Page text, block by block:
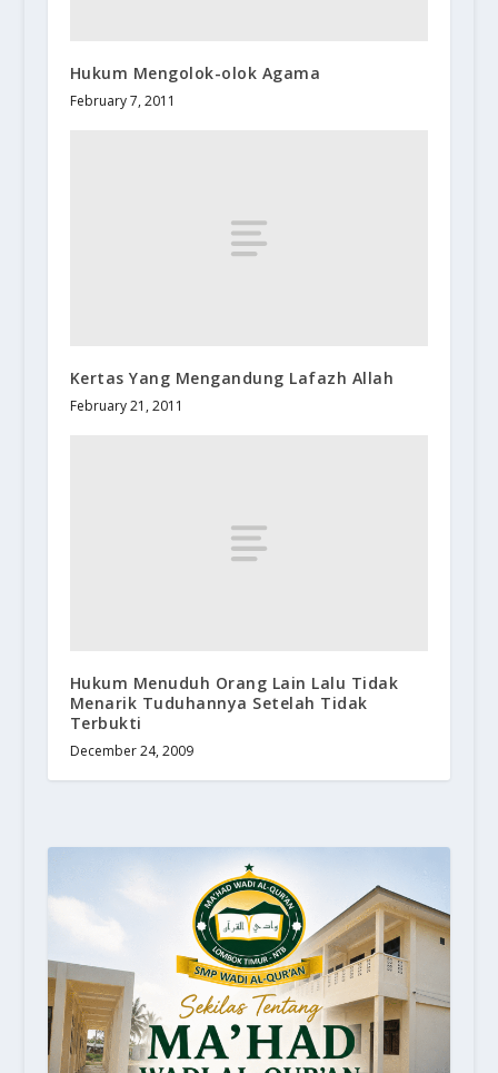
Hukum Mengolok-olok Agama
February 7, 2011
Kertas Yang Mengandung Lafazh Allah
February 21, 2011
Hukum Menuduh Orang Lain Lalu Tidak
Menarik Tuduhannya Setelah Tidak
Terbukti
December 24, 2009